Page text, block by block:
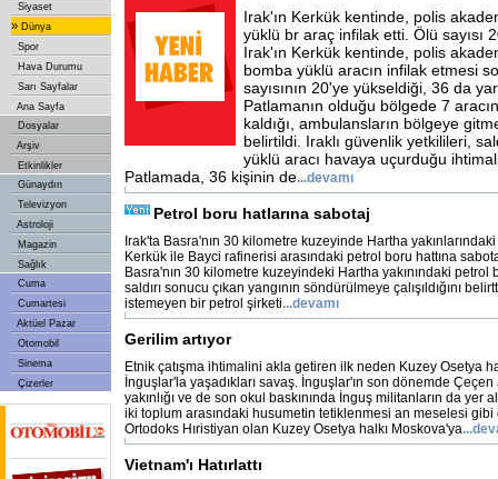
Siyaset
» Dünya
Spor
Hava Durumu
Sarı Sayfalar
Ana Sayfa
Dosyalar
Arşiv
Etkinlikler
Günaydın
Televizyon
Astroloji
Magazin
Sağlık
Cuma
Cumartesi
Aktüel Pazar
Otomobil
Sinema
Çizerler
Irak'ın Kerkük kentinde, polis
yüklü br araç infilak etti. Ölü sayısı
Irak'ın Kerkük kentinde, polis
bomba yüklü aracın infilak etmesi
sayısının 20'ye yükseldiği, 36 da
Patlamanın olduğu bölgede 7
kaldığı, ambulansların bölgeye
belirtildi. Iraklı güvenlik yetkilileri,
yüklü aracı havaya uçurduğu
Patlamada, 36 kişinin de...devamı
Petrol boru hatlarına sabotaj
Irak'ta Basra'nın 30 kilometre kuzeyinde Hartha
Kerkük ile Bayci rafinerisi arasındaki petrol boru hattına
Basra'nın 30 kilometre kuzeyindeki Hartha yakınındaki petrol
saldırı sonucu çıkan yangının söndürülmeye çalışıldığını
istemeyen bir petrol şirketi...devamı
Gerilim artıyor
Etnik çatışma ihtimalini akla getiren ilk neden Kuzey Osetya
İnguşlar'la yaşadıkları savaş. İnguşlar'ın son dönemde Çeçen
yakınlığı ve de son okul baskınında İnguş militanların da yer
iki toplum arasındaki husumetin tetiklenmesi an meselesi
Ortodoks Hıristiyan olan Kuzey Osetya halkı Moskova'ya
Vietnam'ı Hatırlattı